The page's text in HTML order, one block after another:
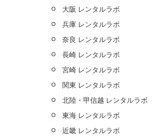
大阪 レンタルラボ
兵庫 レンタルラボ
奈良 レンタルラボ
長崎 レンタルラボ
宮崎 レンタルラボ
関東 レンタルラボ
北陸・甲信越 レンタルラボ
東海 レンタルラボ
近畿 レンタルラボ